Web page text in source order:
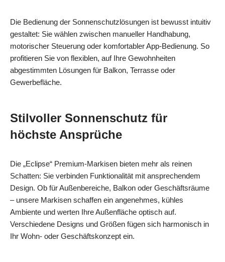
Die Bedienung der Sonnenschutzlösungen ist bewusst intuitiv
gestaltet: Sie wählen zwischen manueller Handhabung,
motorischer Steuerung oder komfortabler App‑Bedienung. So
profitieren Sie von flexiblen, auf Ihre Gewohnheiten
abgestimmten Lösungen für Balkon, Terrasse oder
Gewerbefläche.
Stilvoller Sonnenschutz für
höchste Ansprüche
Die „Eclipse“ Premium‑Markisen bieten mehr als reinen
Schatten: Sie verbinden Funktionalität mit ansprechendem
Design. Ob für Außenbereiche, Balkon oder Geschäftsräume
– unsere Markisen schaffen ein angenehmes, kühles
Ambiente und werten Ihre Außenfläche optisch auf.
Verschiedene Designs und Größen fügen sich harmonisch in
Ihr Wohn- oder Geschäftskonzept ein.